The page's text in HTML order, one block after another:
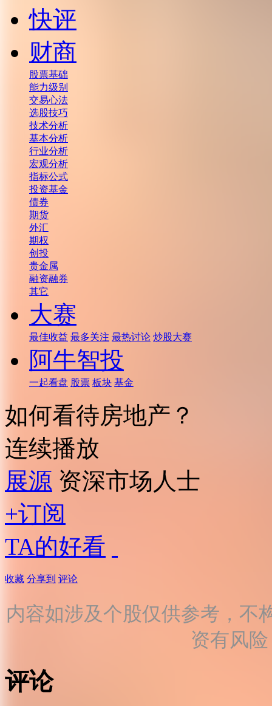
快评
财商
股票基础
能力级别
交易心法
选股技巧
技术分析
基本分析
行业分析
宏观分析
指标公式
投资基金
债券
期货
外汇
期权
创投
贵金属
融资融券
其它
大赛
最佳收益 最多关注 最热讨论 炒股大赛
阿牛智投
一起看盘 股票 板块 基金
如何看待房地产？
连续播放
展源 资深市场人士
+订阅
TA的好看
收藏 分享到 评论
内容如涉及个股仅供参考，不
资有风
评论